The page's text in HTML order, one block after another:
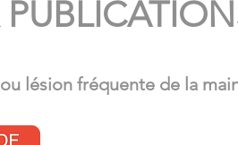
lésion fréquente de la